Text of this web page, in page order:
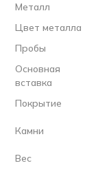
Металл
Цвет металла
Пробы
Основная
вставка
Покрытие
Камни
Вес